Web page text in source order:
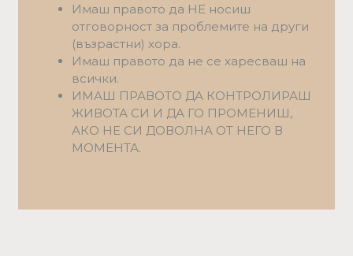
Имаш правото да НЕ носиш
отговорност за проблемите на други
(възрастни) хора.
Имаш правото да не се харесваш на
всички.
ИМАШ ПРАВОТО ДА КОНТРОЛИРАШ
ЖИВОТА СИ И ДА ГО ПРОМЕНИШ,
АКО НЕ СИ ДОВОЛНА ОТ НЕГО В
МОМЕНТА.